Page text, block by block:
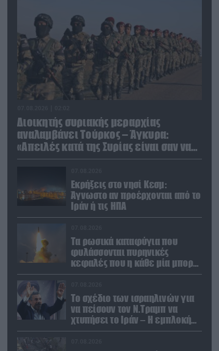
Διοικητής συριακής μεραρχίας
αναλαμβάνει Τούρκος – Άγκυρα:
«Απειλές κατά της Συρίας είναι σαν να
απειλούν εμάς»
Εκρήξεις στο νησί Κεσμ:
Άγνωστο αν προέρχονται από το
Ιράν ή τις ΗΠΑ
Τα ρωσικά καταφύγια που
φυλάσσονται πυρηνικές
κεφαλές που η κάθε μία μπορεί
να καταστρέψει «μία
Το σχέδιο των ισραηλινών για
να πείσουν τον Ν.Τραμπ να
χτυπήσει το Ιράν – Η εμπλοκή
του Μ.Αχμαντινετζάντ